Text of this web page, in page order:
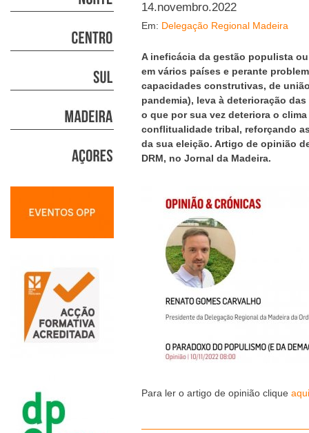
14.novembro.2022
Em: Delegação Regional Madeira
A ineficácia da gestão populista
em vários países e perante
capacidades construtivas, de
pandemia), leva à deterioração
o que por sua vez deteriora o
conflitualidade tribal, reforçando
da sua eleição. Artigo de opinião
DRM, no Jornal da Madeira.
Para ler o artigo de opinião clique aqui